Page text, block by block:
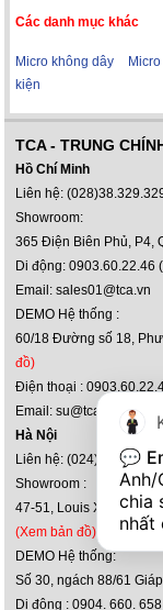
Các danh mục khác
Micro không dây
kiện
TCA - TRUNG
Hồ Chí Minh
Liên hệ:
Showroom:
365 Điện Biên Phủ, P4,
Di động: 0903.60.22.46
Email: sales01@tca.vn
DEMO Hệ thống :
60/18 Đường số 18,
đồ)
Điện thoại :
Email: su@tca.vn
Hà Nội
Liên hệ: (024) 36 36 60
Showroom :
47-51, Louis XI, kđt mới
(Xem bản đồ)
DEMO Hệ thống:
Số 30, ngách 88/61
Di động : 0904. 660.
💬
Anh/
chia
nhất